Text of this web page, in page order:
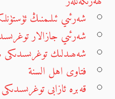
شەرئىي ئىلىمنىڭ
شەرئىي جازالار
شەھىدلىك توغرىسىدىكى
فتاوى اهل السنة
قەبرە ئازابى